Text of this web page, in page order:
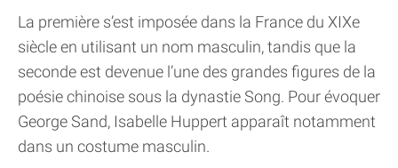
La première s’est imposée dans la France du XIXe
siècle en utilisant un nom masculin, tandis que la
seconde est devenue l’une des grandes figures de la
poésie chinoise sous la dynastie Song. Pour évoquer
George Sand, Isabelle Huppert apparaît notamment
dans un costume masculin.